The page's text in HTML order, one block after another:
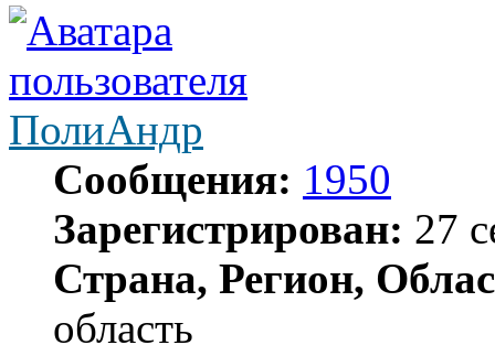
ПолиАндр
Сообщения: 1950
Зарегистрирован: 27
Страна, Регион,
область